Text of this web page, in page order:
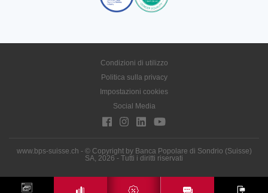
Condizioni di utilizzo
Politica sulla privacy
Impostazioni cookies
Social Media
www.bps-suisse.ch - © Copyright by Banca Popolare di Sondrio (Suisse)
SA, 2026 - Tutti i diritti riservati